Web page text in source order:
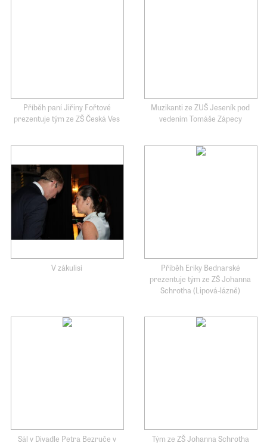
Příběh paní Jiřiny Fořtové
prezentuje tým ze ZŠ Česká Ves
Muzikanti ze ZUŠ Jeseník pod
vedením Tomáše Zápecy
V zákulisí
Příběh Eriky Bednarské
prezentuje tým ze ZŠ Johanna
Schrotha (Lipová-lázně)
Sál v Divadle Petra Bezruče v
Tým ze ZŠ Johanna Schrotha